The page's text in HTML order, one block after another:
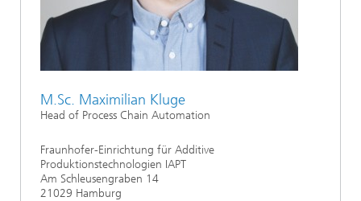
M.Sc. Maximilian Kluge
Head of Process Chain Automation
Fraunhofer-Einrichtung für Additive
Produktionstechnologien IAPT
Am Schleusengraben 14
21029 Hamburg